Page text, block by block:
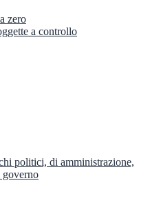
zero
a controllo
politici, di amministrazione,